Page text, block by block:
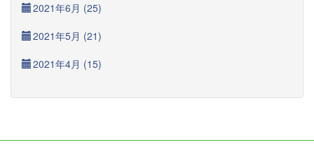
2021年6月 (25)
2021年5月 (21)
2021年4月 (15)